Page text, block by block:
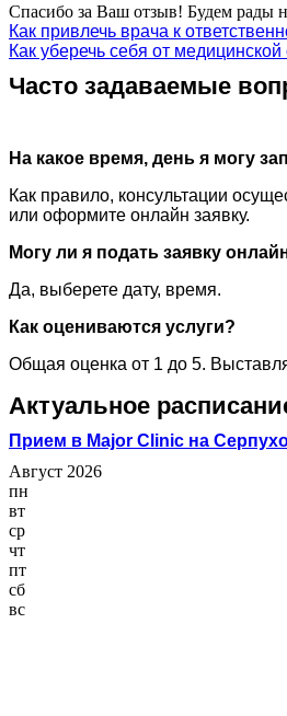
Спасибо за Ваш отзыв! Будем рады
Как привлечь врача к
Как уберечь себя от
Часто задаваемые
На какое время, день я могу
Как правило, консультации
или оформите онлайн заявку.
Могу ли я подать заявку
Да, выберете дату, время.
Как оцениваются услуги?
Общая оценка от 1 до 5.
Актуальное
Прием в Major Clinic на
Август 2026
пн
вт
ср
чт
пт
сб
вс